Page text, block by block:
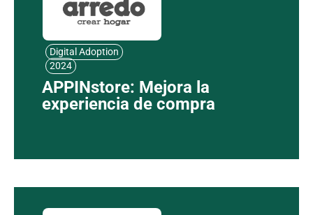
Digital Adoption
2024
APPINstore: Mejora la
experiencia de compra